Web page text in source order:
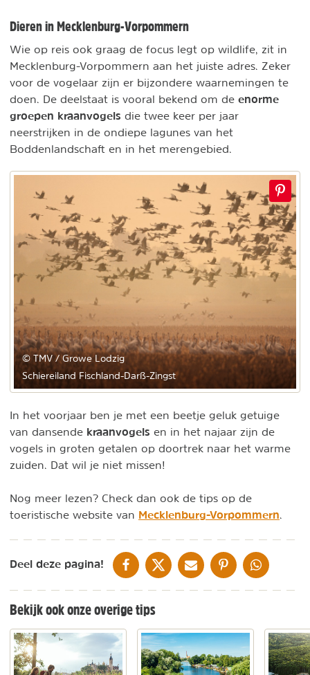
Dieren in Mecklenburg-Vorpommern
Wie op reis ook graag de focus legt op wildlife, zit in
Mecklenburg-Vorpommern aan het juiste adres. Zeker
voor de vogelaar zijn er bijzondere waarnemingen te
doen. De deelstaat is vooral bekend om de enorme
groepen kraanvogels die twee keer per jaar
neerstrijken in de ondiepe lagunes van het
Boddenlandschaft en in het merengebied.
© TMV / Growe Lodzig
Schiereiland Fischland-Darß-Zingst
In het voorjaar ben je met een beetje geluk getuige
van dansende kraanvogels en in het najaar zijn de
vogels in groten getalen op doortrek naar het warme
zuiden. Dat wil je niet missen!
Nog meer lezen? Check dan ook de tips op de
toeristische website van Mecklenburg-Vorpommern
Deel deze pagina! DELEN OP FACEBOOK
DELEN OP XDELEN VIA DE MAIL
DELEN OP PINTEREST
DELEN OP
Bekijk ook onze overige tips